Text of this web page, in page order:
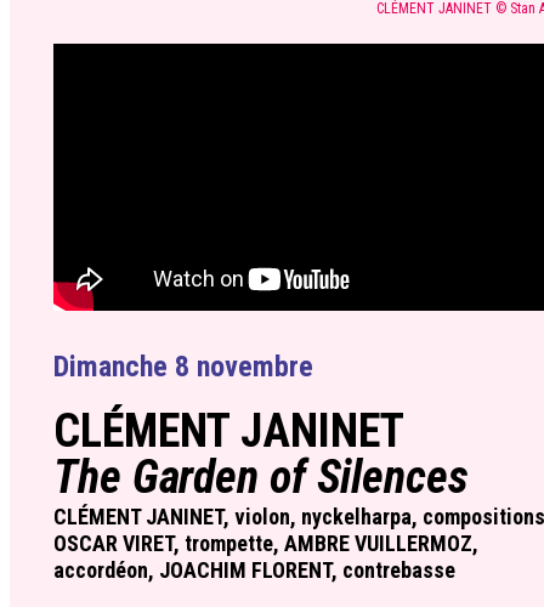
CLÉMENT JANINET © Stan
Dimanche 8 novembre
CLÉMENT JANINET
The Garden of Silences
CLÉMENT JANINET, violon, nyckelharpa,
OSCAR VIRET, trompette, AMBRE VUILLERMOZ,
accordéon, JOACHIM FLORENT, contrebasse